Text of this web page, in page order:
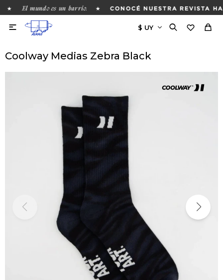
★ El mundo es un barrio. ★ CONOCÉ NUESTRA REVISTA

Coolway Medias Zebra Black